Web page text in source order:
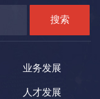
业务发展
人才发展